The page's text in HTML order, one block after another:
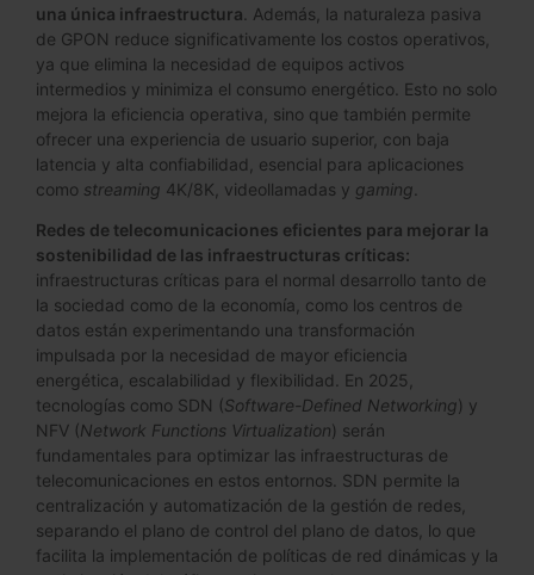
una única infraestructura . Además, la naturaleza pasiva
de GPON reduce significativamente los costos operativos,
ya que elimina la necesidad de equipos activos
intermedios y minimiza el consumo energético. Esto no solo
mejora la eficiencia operativa, sino que también permite
ofrecer una experiencia de usuario superior, con baja
latencia y alta confiabilidad, esencial para aplicaciones
como streaming 4K/8K, videollamadas y gaming
Redes de telecomunicaciones eficientes para mejorar la
sostenibilidad de las infraestructuras críticas:
infraestructuras críticas para el normal desarrollo tanto de
la sociedad como de la economía, como los centros de
datos están experimentando una transformación
impulsada por la necesidad de mayor eficiencia
energética, escalabilidad y flexibilidad. En 2025,
tecnologías como SDN (Software-Defined Networking) y
NFV (Network Functions Virtualization) serán
fundamentales para optimizar las infraestructuras de
telecomunicaciones en estos entornos. SDN permite la
centralización y automatización de la gestión de redes,
separando el plano de control del plano de datos, lo que
facilita la implementación de políticas de red dinámicas y la